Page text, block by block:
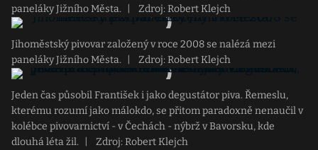
paneláky Jižního Města.
Zdroj: Robert Klejch
Jihoměstský pivovar založený v roce 2008 se nalézá mezi
paneláky Jižního Města.
Zdroj: Robert Klejch
Jeden čas působil František i jako degustátor piva. Řemeslu,
kterému rozumí jako málokdo, se přitom paradoxně nenaučil v
kolébce pivovarnictví - v Čechách - nýbrž v Bavorsku, kde
dlouhá léta žil.
Zdroj: Robert Klejch